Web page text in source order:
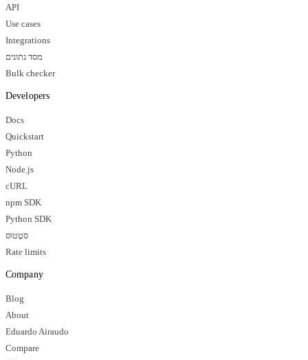
API
Use cases
Integrations
מסד נתונים
Bulk checker
Developers
Docs
Quickstart
Python
Node.js
cURL
npm SDK
Python SDK
סטָטוּס
Rate limits
Company
Blog
About
Eduardo Airaudo
Compare